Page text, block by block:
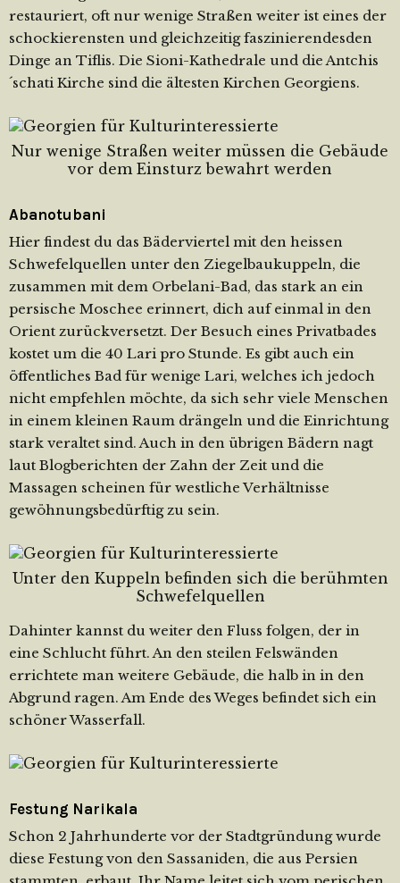
restauriert, oft nur wenige Straßen weiter ist eines der
schockierensten und gleichzeitig faszinierendesden
Dinge an Tiflis. Die Sioni-Kathedrale und die Antchis
´schati Kirche sind die ältesten Kirchen Georgiens.
Nur wenige Straßen weiter müssen die Gebäude
vor dem Einsturz bewahrt werden
Abanotubani
Hier findest du das Bäderviertel mit den heissen
Schwefelquellen unter den Ziegelbaukuppeln, die
zusammen mit dem Orbelani-Bad, das stark an ein
persische Moschee erinnert, dich auf einmal in den
Orient zurückversetzt. Der Besuch eines Privatbades
kostet um die 40 Lari pro Stunde. Es gibt auch ein
öffentliches Bad für wenige Lari, welches ich jedoch
nicht empfehlen möchte, da sich sehr viele Menschen
in einem kleinen Raum drängeln und die Einrichtung
stark veraltet sind. Auch in den übrigen Bädern nagt
laut Blogberichten der Zahn der Zeit und die
Massagen scheinen für westliche Verhältnisse
gewöhnungsbedürftig zu sein.
Unter den Kuppeln befinden sich die berühmten
Schwefelquellen
Dahinter kannst du weiter den Fluss folgen, der in
eine Schlucht führt. An den steilen Felswänden
errichtete man weitere Gebäude, die halb in in den
Abgrund ragen. Am Ende des Weges befindet sich ein
schöner Wasserfall.
Festung Narikala
Schon 2 Jahrhunderte vor der Stadtgründung wurde
diese Festung von den Sassaniden, die aus Persien